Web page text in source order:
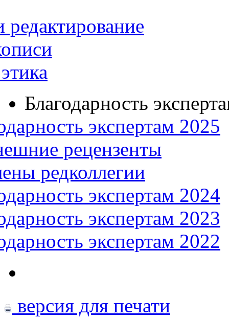
редактирование
Благодарность
экспертам 2025
рецензенты
редколлегии
экспертам 2024
экспертам 2023
экспертам 2022
версия для печати